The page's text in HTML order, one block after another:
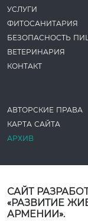
УСЛУГИ
ФИТОСАНИТАРИЯ
БЕЗОПАСНОСТЬ
ВЕТЕРИНАРИЯ
КОНТАКТ
АВТОРСКИЕ ПРАВА
КАРТА САЙТА
АРХИВ
САЙТ
«РАЗВИТИЕ
АРМЕНИИ».